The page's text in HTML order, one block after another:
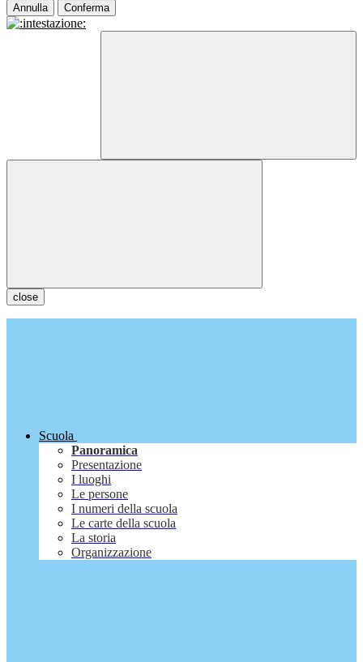
Annulla Conferma
close
Scuola
Panoramica
Presentazione
I luoghi
Le persone
I numeri della scuola
Le carte della scuola
La storia
Organizzazione